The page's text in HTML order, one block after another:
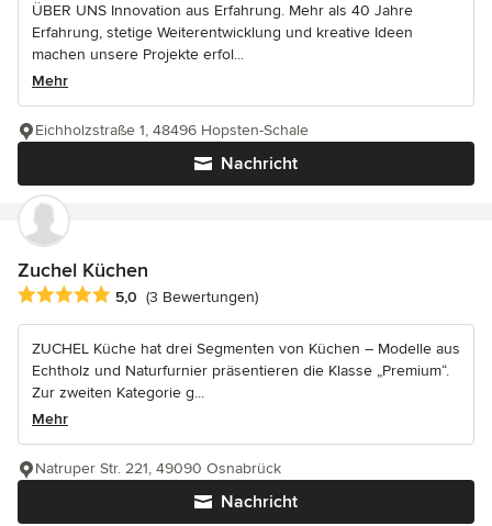
ÜBER UNS Innovation aus Erfahrung. Mehr als 40 Jahre
Erfahrung, stetige Weiterentwicklung und kreative Ideen
machen unsere Projekte erfol...
Mehr
Nachricht
Eichholzstraße 1, 48496 Hopsten-Schale
Zuchel Küchen
Durchschnittliche Bewertung: 5 von 5 Sternen
5,0 (3 Bewertungen)
ZUCHEL Küche hat drei Segmenten von Küchen – Modelle aus
Echtholz und Naturfurnier präsentieren die Klasse „Premium“.
Zur zweiten Kategorie g...
Mehr
Nachricht
Natruper Str. 221, 49090 Osnabrück